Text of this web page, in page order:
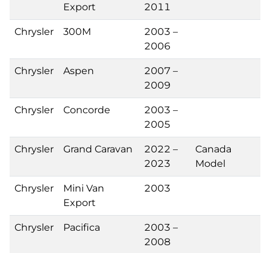
Export
2011
Chrysler 300M
2003 –
2006
Chrysler Aspen
2007 –
2009
Chrysler Concorde
2003 –
2005
Chrysler Grand Caravan
2022 –
2023
Canada
Model
Chrysler
Mini Van
Export
2003
Chrysler Pacifica
2003 –
2008